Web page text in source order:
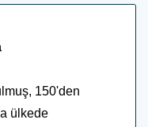
150'den
ülkede